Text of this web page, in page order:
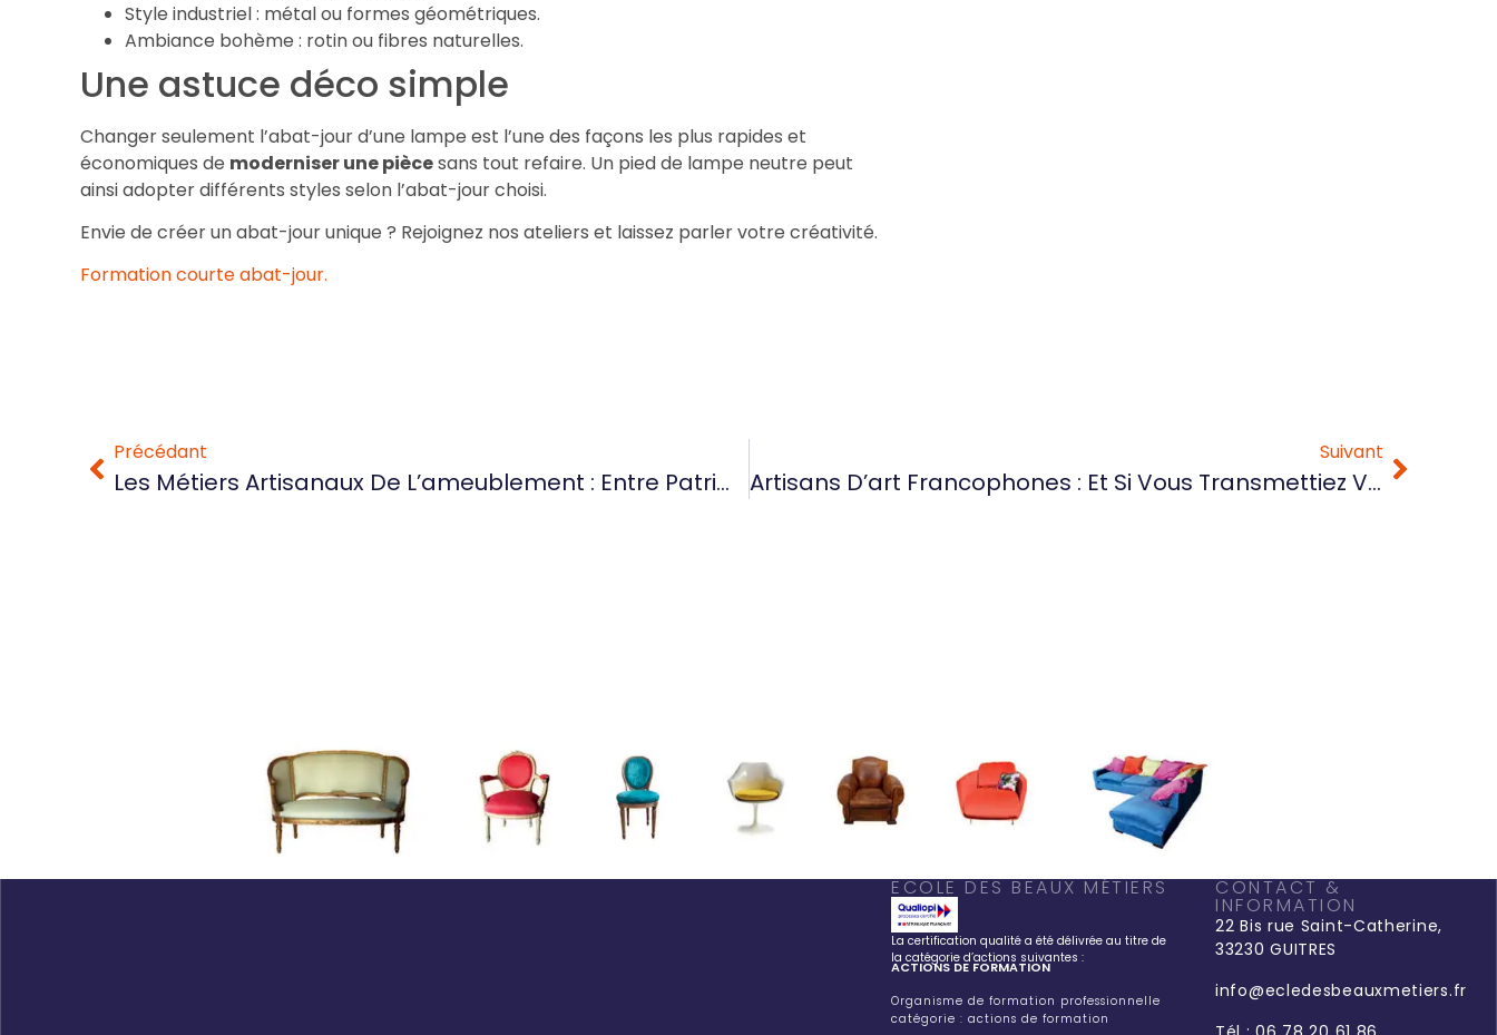
Style industriel : métal ou formes géométriques.
Ambiance bohème : rotin ou fibres naturelles.
Une astuce déco simple
Changer seulement l’abat-jour d’une lampe est l’une des façons les plus rapides et
économiques de moderniser une piècesans tout refaire. Un pied de lampe neutre peut
ainsi adopter différents styles selon l’abat-jour choisi.
Envie de créer un abat-jour unique ? Rejoignez nos ateliers et laissez parler votre créativité.
Formation courte abat-jour.
Précédant
Les Métiers Artisanaux De L’ameublement : Entre Patrimoine, Confort Et Création
Suivant
Artisans D’art Francophones : Et Si Vous Transmettiez Votre Geste… En Immersion Atelier ?
ECOLE DES BEAUX MÉTIERS
La certification qualité a été délivrée au titre de
la catégorie d’actions suivantes :
ACTIONS DE FORMATION
Organisme de formation professionnelle
catégorie : actions de formation
CONTACT &
INFORMATION
22 Bis rue Saint-Catherine,
33230 GUITRES
info@ecledesbeauxmetiers.fr